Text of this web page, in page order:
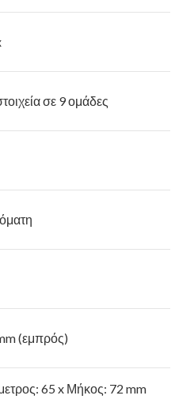
σε 9 ομάδες
(εμπρός)
65 x Μήκος: 72 mm